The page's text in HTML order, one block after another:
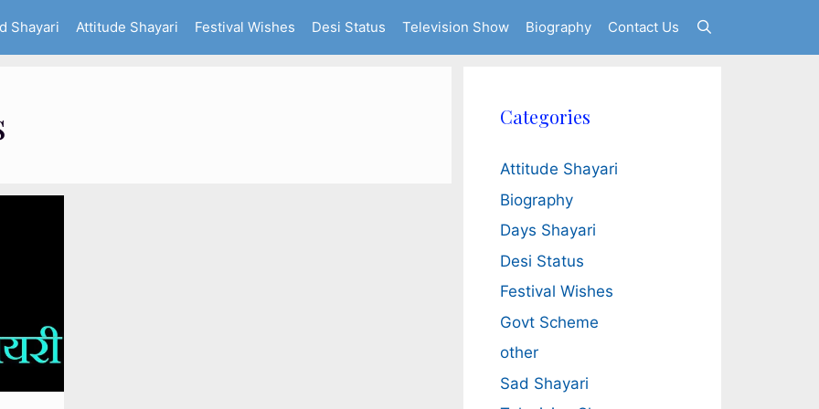
Shayari Attitude Shayari Festival Wishes Desi Status Television Show Biography Contact Us
Categories
Attitude Shayari
Biography
Days Shayari
Desi Status
Festival Wishes
Govt Scheme
other
Sad Shayari